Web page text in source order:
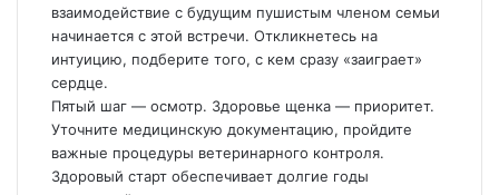
взаимодействие с будущим пушистым членом семьи
начинается с этой встречи. Откликнетесь на
интуицию, подберите того, с кем сразу «заиграет»
сердце.
Пятый шаг — осмотр. Здоровье щенка — приоритет.
Уточните медицинскую документацию, пройдите
важные процедуры ветеринарного контроля.
Здоровый старт обеспечивает долгие годы